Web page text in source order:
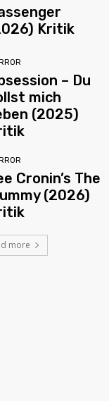
Kritik
– Du
mich
(2025)
Cronin’s The
(2026)
more